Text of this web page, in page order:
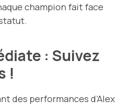
champion fait face
: Suivez
!
des performances d’Alex